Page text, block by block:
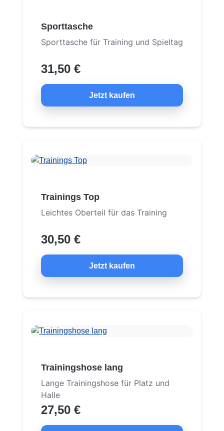
Sporttasche
Sporttasche für Training und Spieltag
31,50 €
Jetzt kaufen
Trainings Top
Leichtes Oberteil für das Training
30,50 €
Jetzt kaufen
Trainingshose lang
Lange Trainingshose für Platz und
Halle
27,50 €